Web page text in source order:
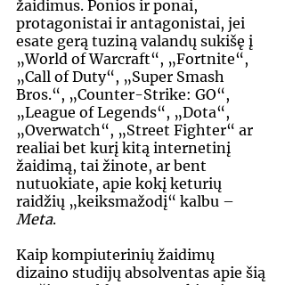
žaidimus. Ponios ir ponai,
protagonistai ir antagonistai, jei
esate gerą tuziną valandų sukišę į
„World of Warcraft“, „Fortnite“,
„Call of Duty“, „Super Smash
Bros.“, „Counter-Strike: GO“,
„League of Legends“, „Dota“,
„Overwatch“, „Street Fighter“ ar
realiai bet kurį kitą internetinį
žaidimą, tai žinote, ar bent
nutuokiate, apie kokį keturių
raidžių „keiksmažodį“ kalbu –
Meta.
Kaip kompiuterinių žaidimų
dizaino studijų absolventas apie šią